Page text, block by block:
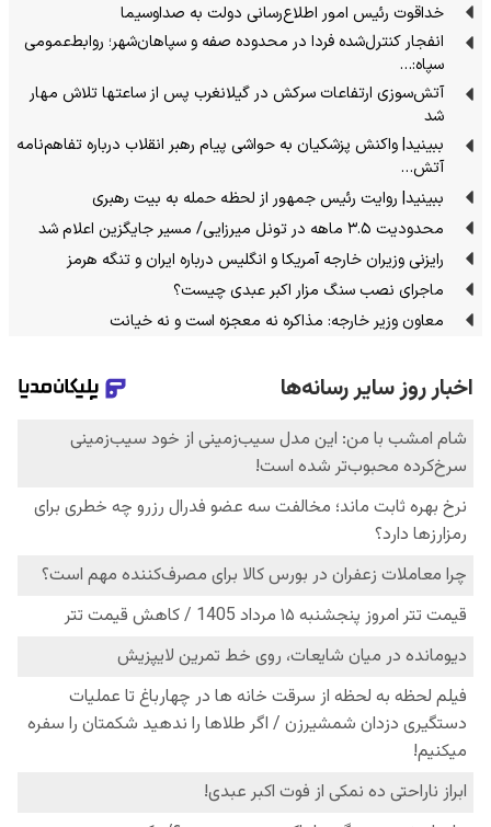
خداقوت رئیس امور اطلاع‌رسانی دولت به صداوسیما
انفجار کنترل‌شده فردا در محدوده صفه و سپاهان‌شهر؛ روابط‌عمومی
سپاه:…
آتش‌سوزی ارتفاعات سرکش در گیلانغرب پس از ساعتها تلاش مهار
شد
ببینید| واکنش پزشکیان به حواشی پیام رهبر انقلاب درباره تفاهم‌نامه
آتش…
ببینید| روایت رئیس جمهور از لحظه حمله به بیت رهبری
محدودیت ۳.۵ ماهه در تونل میرزایی/ مسیر جایگزین اعلام شد
رایزنی وزیران خارجه آمریکا و انگلیس درباره ایران و تنگه هرمز
ماجرای نصب سنگ مزار اکبر عبدی چیست؟
معاون وزیر خارجه: مذاکره نه معجزه است و نه خیانت